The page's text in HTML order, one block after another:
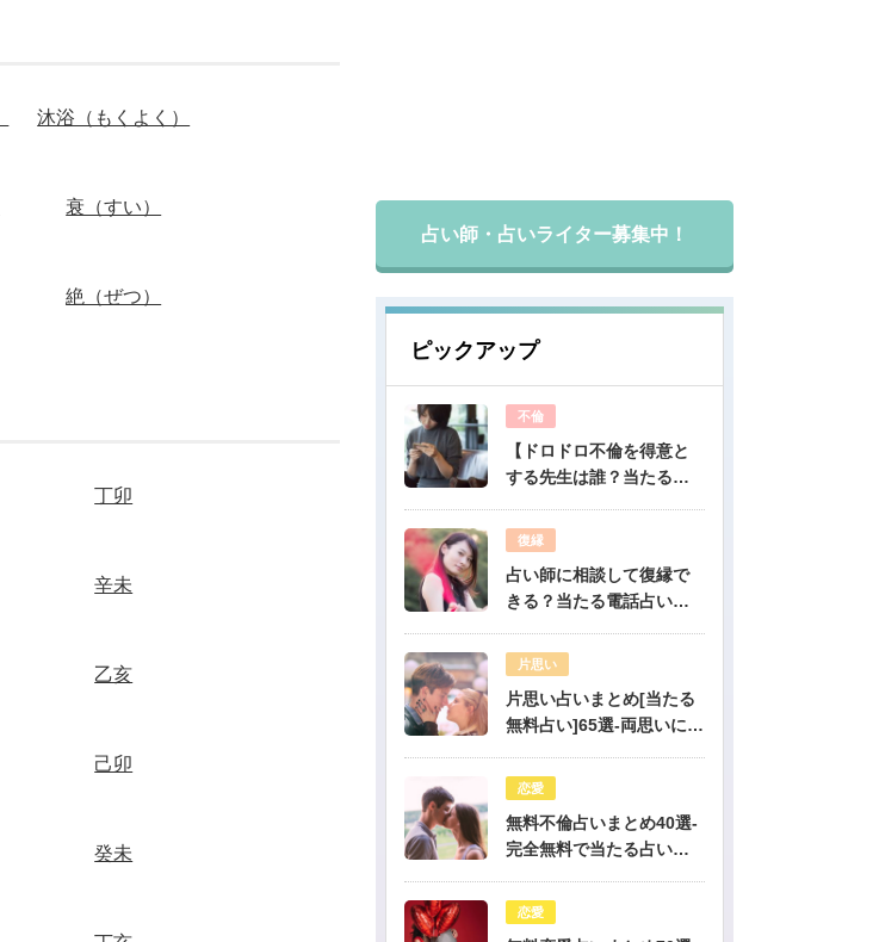
沐浴（もくよく）
衰（すい）
絶（ぜつ）
丁卯
辛未
乙亥
己卯
癸未
占い師・占いライター募集中！
ピックアップ
不倫
【ドロドロ不倫を得意と
する先生は誰？当たる電
復縁
占い師に相談して復縁で
きる？当たる電話占い先
片思い
片思い占いまとめ[当たる
無料占い]65選-両思いにな
当たる片思い占い
恋愛
無料不倫占いまとめ40選-
完全無料で当たる占いだ
恋愛